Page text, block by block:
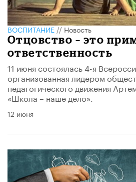
ВОСПИТАНИЕ//Новость
​Отцовство – это
ответственность
11 июня состоялась 4-я
организованная лидером
педагогического движения
«Школа – наше дело».
12 июня